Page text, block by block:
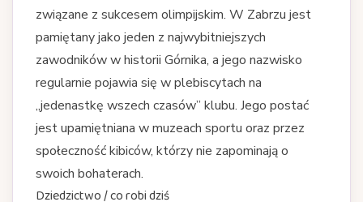
związane z sukcesem olimpijskim. W Zabrzu jest
pamiętany jako jeden z najwybitniejszych
zawodników w historii Górnika, a jego nazwisko
regularnie pojawia się w plebiscytach na
„jedenastkę wszech czasów” klubu. Jego postać
jest upamiętniana w muzeach sportu oraz przez
społeczność kibiców, którzy nie zapominają o
swoich bohaterach.
Dziedzictwo / co robi dziś